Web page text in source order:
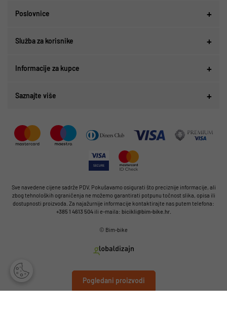
Pogledani proizvodi
Poslovnice
Služba za korisnike
Informacije za kupce
Saznajte više
Sve navedene cijene sadrže PDV. Pokušavamo osigurati što preciznije informacije, ali
zbog tehnoloških ograničenja ne možemo garantirati potpunu točnost slika, opisa ili
dostupnosti proizvoda. Za najažurnije informacije kontaktirajte nas putem telefona:
+385 1 4613 504ili e-maila: bicikli@bim-bike.hr.
© Bim-bike